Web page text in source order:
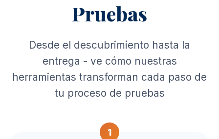
Pruebas
Desde el descubrimiento hasta la
entrega - ve cómo nuestras
herramientas transforman cada paso de
tu proceso de pruebas
1